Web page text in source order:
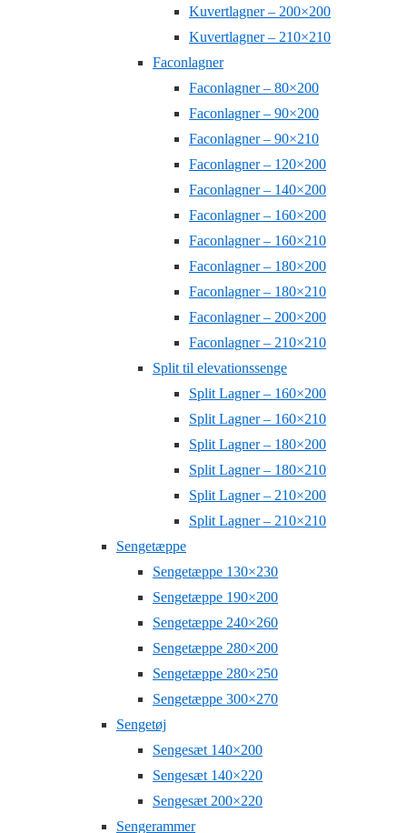
Kuvertlagner – 200×200
Kuvertlagner – 210×210
Faconlagner
Faconlagner – 80×200
Faconlagner – 90×200
Faconlagner – 90×210
Faconlagner – 120×200
Faconlagner – 140×200
Faconlagner – 160×200
Faconlagner – 160×210
Faconlagner – 180×200
Faconlagner – 180×210
Faconlagner – 200×200
Faconlagner – 210×210
Split til elevationssenge
Split Lagner – 160×200
Split Lagner – 160×210
Split Lagner – 180×200
Split Lagner – 180×210
Split Lagner – 210×200
Split Lagner – 210×210
Sengetæppe
Sengetæppe 130×230
Sengetæppe 190×200
Sengetæppe 240×260
Sengetæppe 280×200
Sengetæppe 280×250
Sengetæppe 300×270
Sengetøj
Sengesæt 140×200
Sengesæt 140×220
Sengesæt 200×220
Sengerammer